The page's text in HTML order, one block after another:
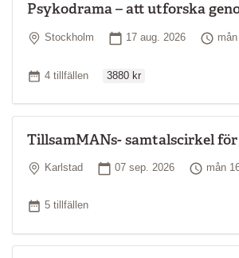
Psykodrama – att utforska
Plats
Stockholm Startdatum
17 aug. 2026 Tid
Antal tillfällen
4 tillfällen 3880 kr
TillsamMANs- samtalscirkel
Plats
Karlstad Startdatum
07 sep. 2026 Tid
mån
Antal tillfällen
5 tillfällen